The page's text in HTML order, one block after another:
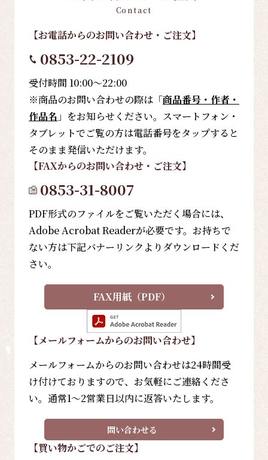
Contact
【お電話からのお問い合わせ・ご注文】
0853-22-2109
受付時間 10:00～22:00
※商品のお問い合わせの際は「商品番号・作者・
作品名 」をお知らせください。スマートフォン・
タブレットでご覧の方は電話番号をタップすると
そのまま発信いただけます。
【FAXからのお問い合わせ・ご注文】
0853-31-8007
PDF形式のファイルをご覧いただく場合には、
Adobe Acrobat Readerが必要です。お持ちで
ない方は下記バナーリンクよりダウンロードくだ
さい。
FAX用紙（PDF）
【メールフォームからのお問い合わせ】
メールフォームからのお問い合わせは24時間受
け付けておりますので、お気軽にご連絡くださ
い。通常1～2営業日以内に返答いたします。
問い合わせる
【買い物かごでのご注文】